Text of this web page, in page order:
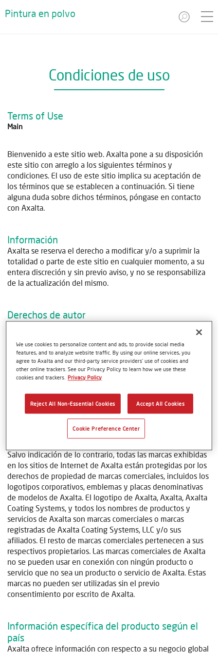
Pintura en polvo
Condiciones de uso
Terms of Use
Main
Bienvenido a este sitio web. Axalta pone a su disposición
este sitio con arreglo a los siguientes términos y
condiciones. El uso de este sitio implica su aceptación de
los términos que se establecen a continuación. Si tiene
alguna duda sobre dichos términos, póngase en contacto
con Axalta.
Información
Axalta se reserva el derecho a modificar y/o a suprimir la
totalidad o parte de este sitio en cualquier momento, a su
entera discreción y sin previo aviso, y no se responsabiliza
de la actualización del mismo.
Derechos de autor
gráficos, los archivos de sonido, animaciones o vídeo, así
como su disposición en los sitios de Internet de Axalta,
están protegidos por la legislación sobre derechos de autor
y propiedad intelectual. Dichos objetos no pueden copiarse
con fines comerciales o de distribución, ni pueden ser
se aplica especialmente a la reproducción, traducción,
archivo en microfilm y procesamiento electrónico de datos.
Salvo indicación de lo contrario, todas las marcas exhibidas
en los sitios de Internet de Axalta están protegidas por los
derechos de propiedad de marcas comerciales, incluidos los
logotipos corporativos, emblemas y placas denominativas
de modelos de Axalta. El logotipo de Axalta, Axalta, Axalta
Coating Systems, y todos los nombres de productos y
servicios de Axalta son marcas comerciales o marcas
registradas de Axalta Coating Systems, LLC y/o sus
afiliados. El resto de marcas comerciales pertenecen a sus
respectivos propietarios. Las marcas comerciales de Axalta
no se pueden usar en conexión con ningún producto o
servicio que no sea un producto o servicio de Axalta. Estas
marcas no pueden ser utilizadas sin el previo
consentimiento por escrito de Axalta.
Información específica del producto según el
país
Axalta ofrece información con respecto a su negocio global
We use cookies to personalize content and ads, to provide social media
features, and to analyze website traffic. By using our online services, you
agree to Axalta and our third-party service providers’ use of cookies and
other online trackers. See our Privacy Policy to learn how we use these
cookies and trackers. Privacy Policy
Reject All Non-Essential Cookies Accept All Cookies
Cookie Preference Center